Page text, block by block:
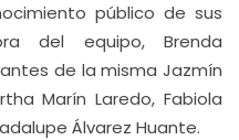
público de sus
del equipo, Brenda
de la misma Jazmín
Marín Laredo, Fabiola
Álvarez Huante.